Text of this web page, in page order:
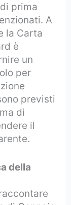
prima
A
la Carta
è
un
per
previsti
di
il
della